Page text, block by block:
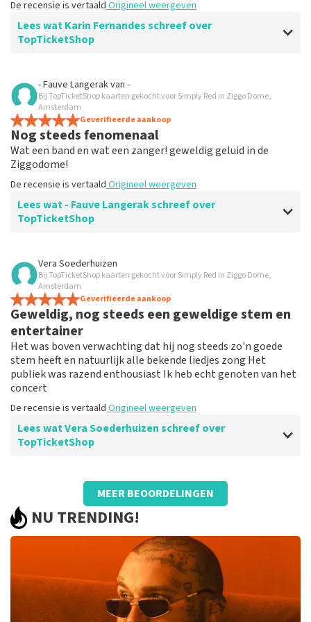
De recensie is vertaald Origineel weergeven
Lees wat Karin Fernandes schreef over
TopTicketShop
Beoordeling van Karin Fernandes over
Helemaal top
De recensie is vertaaldOrigineel weergeven
- Fauve Langerakvan -
Bij TopTicketShop kaarten gekocht voor Simply Red in Ziggo Dome,
Amsterdam
Geverifieerde aankoop
Nog steeds fenomenaal
Wat een band en wat een zanger! geweldig geluid in de
Ziggodome!
De recensie is vertaald Origineel weergeven
Lees wat - Fauve Langerak schreef over
TopTicketShop
Beoordeling van - Fauve Langerak over
Fijn
Bestellen en betalen ging prima, maar je krijgt de
officiële tickets pas vrij laat.
De recensie is vertaald
Vera Soederhuizen
Bij TopTicketShop kaarten gekocht voor Simply Red in Ziggo Dome,
Amsterdam
Geverifieerde aankoop
Geweldig, nog steeds een geweldige stem en
entertainer
Het was boven verwachting dat hij nog steeds zo'n goede
stem heeft en natuurlijk alle bekende liedjes zong Het
publiek was razend enthousiast Ik heb echt genoten van het
concert
De recensie is vertaald Origineel weergeven
Lees wat Vera Soederhuizen schreef over
TopTicketShop
Beoordeling van Vera Soederhuizen overTopTicketShop
goed
De recensie is vertaaldOrigineel weergeven
MEER BEOORDELINGEN
NU TRENDING!